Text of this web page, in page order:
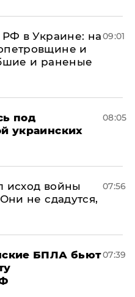
РФ в Украине: на
и
и раненые
09:01
под
украинских
08:05
исход войны
не сдадутся,
07:56
БПЛА бьют07:39